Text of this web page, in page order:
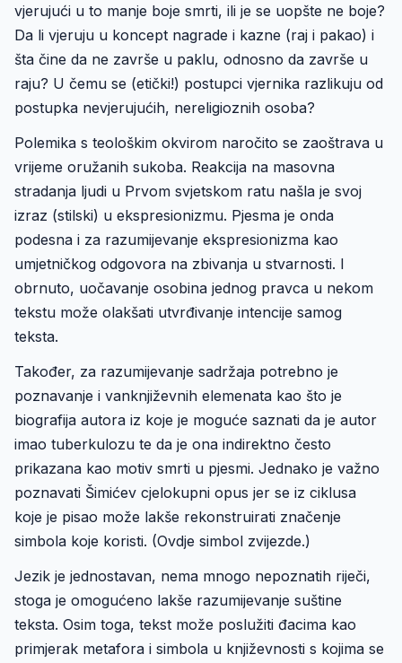
vjerujući u to manje boje smrti, ili je se uopšte ne boje?
Da li vjeruju u koncept nagrade i kazne (raj i pakao) i
šta čine da ne završe u paklu, odnosno da završe u
raju? U čemu se (etički!) postupci vjernika razlikuju od
postupka nevjerujućih, nereligioznih osoba?
Polemika s teološkim okvirom naročito se zaoštrava u
vrijeme oružanih sukoba. Reakcija na masovna
stradanja ljudi u Prvom svjetskom ratu našla je svoj
izraz (stilski) u ekspresionizmu. Pjesma je onda
podesna i za razumijevanje ekspresionizma kao
umjetničkog odgovora na zbivanja u stvarnosti. I
obrnuto, uočavanje osobina jednog pravca u nekom
tekstu može olakšati utvrđivanje intencije samog
teksta.
Također, za razumijevanje sadržaja potrebno je
poznavanje i vanknjiževnih elemenata kao što je
biografija autora iz koje je moguće saznati da je autor
imao tuberkulozu te da je ona indirektno često
prikazana kao motiv smrti u pjesmi. Jednako je važno
poznavati Šimićev cjelokupni opus jer se iz ciklusa
koje je pisao može lakše rekonstruirati značenje
simbola koje koristi. (Ovdje simbol zvijezde.)
Jezik je jednostavan, nema mnogo nepoznatih riječi,
stoga je omogućeno lakše razumijevanje suštine
teksta. Osim toga, tekst može poslužiti đacima kao
primjerak metafora i simbola u književnosti s kojima se